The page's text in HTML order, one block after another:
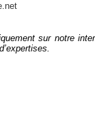
sur notre